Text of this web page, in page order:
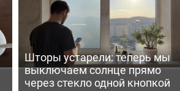
Шторы устарели: теперь мы
выключаем солнце прямо
через стекло одной кнопкой